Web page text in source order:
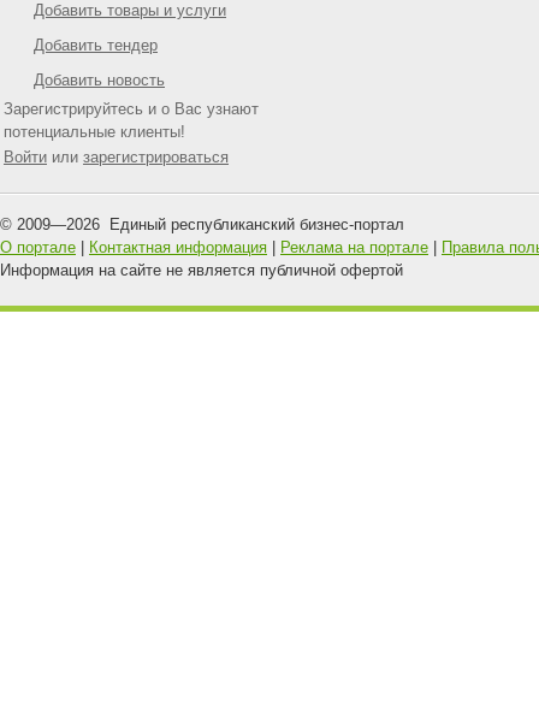
Добавить товары и услуги
Добавить тендер
Добавить новость
Зарегистрируйтесь и о Вас узнают
потенциальные клиенты!
Войти или зарегистрироваться
© 2009—2026 Единый республиканский бизнес-портал
О портале
Контактная информация Реклама на портале
Правила
Информация на сайте не является публичной офертой